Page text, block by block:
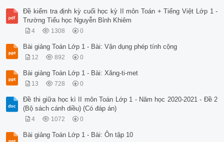
Đề kiểm tra định kỳ cuối học kỳ II môn Toán + Tiếng Việt Lớp 1 -
Trường Tiểu học Nguyễn Bỉnh Khiêm
4 1308 0
Bài giảng Toán Lớp 1 - Bài: Vận dụng phép tính cộng
12 892 0
Bài giảng Toán Lớp 1 - Bài: Xăng-ti-met
13 728 0
Đề thi giữa học kì II môn Toán Lớp 1 - Năm học 2020-2021 - Đề 2
(Bộ sách cánh diều) (Có đáp án)
4 1072 0
Bài giảng Toán Lớp 1 - Bài: Ôn tập 10